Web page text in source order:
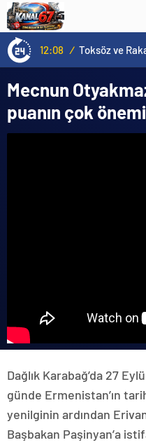
16:00 /
Mecnun
puanın çok
Dağlık Karabağ’da 27
günde Ermenistan’ın
yenilginin ardından
Başbakan Paşinyan’a